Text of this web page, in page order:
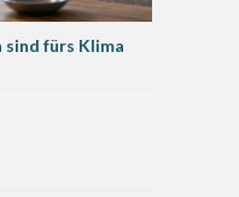
sind fürs Klima